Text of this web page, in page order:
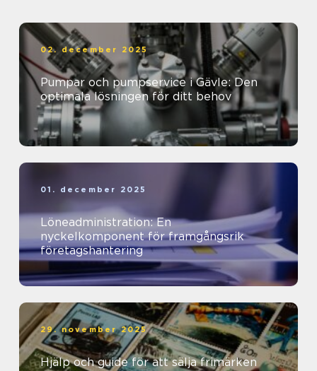
02. december 2025
Pumpar och pumpservice i Gävle: Den
optimala lösningen för ditt behov
01. december 2025
Löneadministration: En
nyckelkomponent för framgångsrik
företagshantering
29. november 2025
Hjälp och guide för att sälja frimärken